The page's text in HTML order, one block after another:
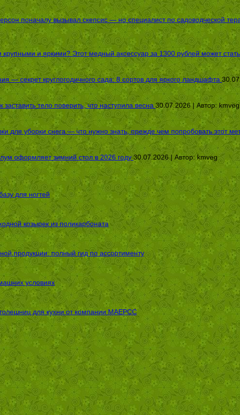
поначалу вызывал скепсис — но специалист по садоводческой
и яркими? Этот медный аксессуар за 1300 рублей может
— секрет круглогодичного сада: 8 сортов для яркого ландшафта
тело поверить, что наступила весна 30.07.2026 | Автор:kmveg
для уборки снега — что нужно знать, прежде чем попробовать этот
оформляет зимний стол в 2026 году 30.07.2026 | Автор:kmveg
для ногтей
козырек из поликарбоната
продукции: полный гид по ассортименту
условиях
для кухни от компании МАЕРСС